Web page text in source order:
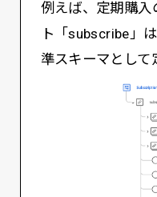
例えば、定期購入
ト「subscribe」
準スキーマとして